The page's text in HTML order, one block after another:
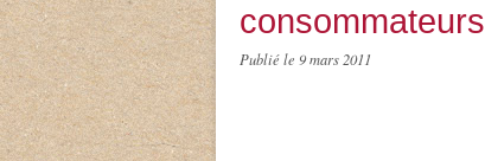
consommateurs
Publié le 9 mars 2011